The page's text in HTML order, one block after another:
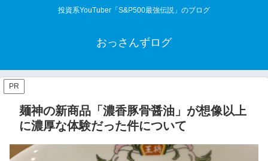
投資系YouTuber「S&P500最強伝説」のブログ
おっさんずログ
PR
麺神の新商品「濃香豚骨醤油」が想像以上
に濃厚な体験だった件について